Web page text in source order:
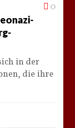
0
in der
die ihre